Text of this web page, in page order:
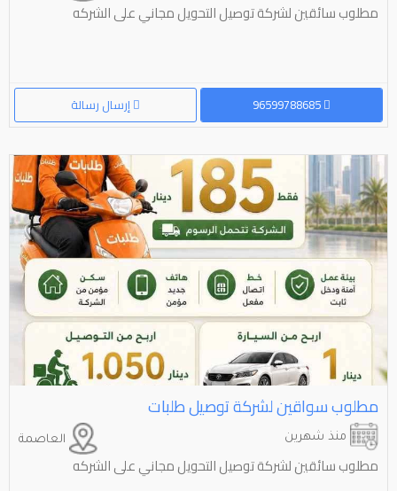
مطلوب سائقين لشركة توصيل التحويل مجاني على الشركه
إرسال رسالة
مطلوب سواقين لشركة توصيل طلبات
العاصمة منذ شهرين
مطلوب سائقين لشركة توصيل التحويل مجاني على الشركه